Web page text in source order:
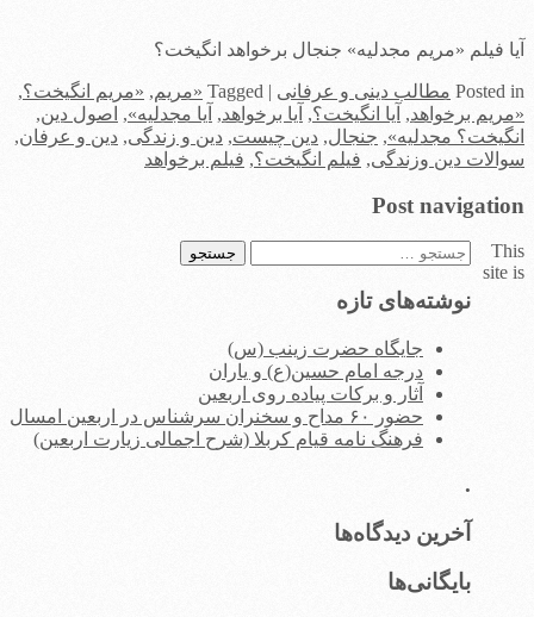
آیا فیلم «مریم مجدلیه» جنجال برخواهد انگیخت؟
Posted in مطالب دینی و عرفانی |
Tagged «مریم, «مریم انگیخت؟,
«مریم برخواهد, آیا انگیخت؟, آیا برخواهد, آیا مجدلیه», اصول دین,
انگیخت؟ مجدلیه», جنجال, دین چیست, دین و زندگی, دین و عرفان,
سوالات دین وزندگی, فیلم انگیخت؟, فیلم برخواهد
Post navigation
جستجو
نوشته‌های تازه
جایگاه حضرت زینب (س)
درجه امام حسین(ع) و یاران
آثار و برکات پیاده روی اربعین
حضور ۶۰ مداح و سخنران سرشناس در اربعین امسال
فرهنگ نامه قیام کربلا (شرح اجمالی زیارت اربعین)
.
آخرین دیدگاه‌ها
بایگانی‌ها
This
site is